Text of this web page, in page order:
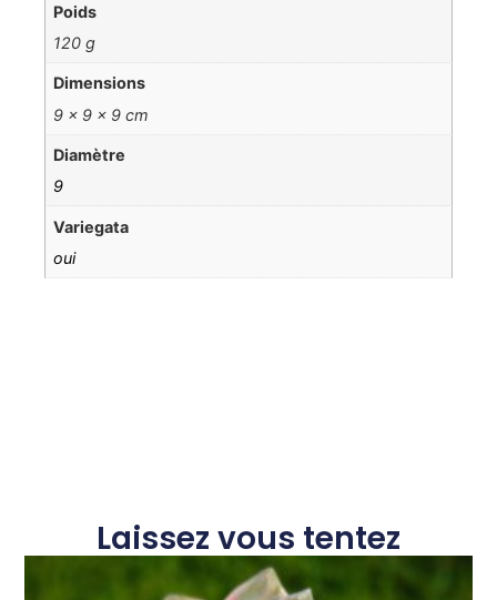
Poids
120 g
Dimensions
9 × 9 × 9 cm
Diamètre
9
Variegata
oui
Laissez vous tentez